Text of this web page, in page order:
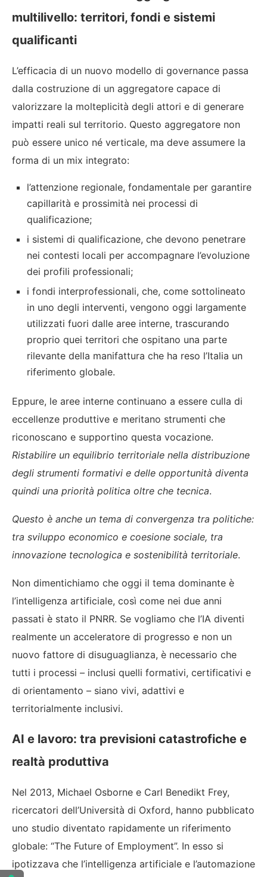
multilivello: territori, fondi e sistemi
qualificanti
L’efficacia di un nuovo modello di governance passa
dalla costruzione di un aggregatore capace di
valorizzare la molteplicità degli attori e di generare
impatti reali sul territorio. Questo aggregatore non
può essere unico né verticale, ma deve assumere la
forma di un mix integrato:
l’attenzione regionale, fondamentale per garantire
capillarità e prossimità nei processi di
qualificazione;
i sistemi di qualificazione, che devono penetrare
nei contesti locali per accompagnare l’evoluzione
dei profili professionali;
i fondi interprofessionali, che, come sottolineato
in uno degli interventi, vengono oggi largamente
utilizzati fuori dalle aree interne, trascurando
proprio quei territori che ospitano una parte
rilevante della manifattura che ha reso l’Italia un
riferimento globale.
Eppure, le aree interne continuano a essere culla di
eccellenze produttive e meritano strumenti che
riconoscano e supportino questa vocazione.
Ristabilire un equilibrio territoriale nella distribuzione
degli strumenti formativi e delle opportunità diventa
quindi una priorità politica oltre che tecnica.
Questo è anche un tema di convergenza tra politiche:
tra sviluppo economico e coesione sociale, tra
innovazione tecnologica e sostenibilità territoriale.
Non dimentichiamo che oggi il tema dominante è
l’intelligenza artificiale, così come nei due anni
passati è stato il PNRR. Se vogliamo che l’IA diventi
realmente un acceleratore di progresso e non un
nuovo fattore di disuguaglianza, è necessario che
tutti i processi – inclusi quelli formativi, certificativi e
di orientamento – siano vivi, adattivi e
territorialmente inclusivi.
AI e lavoro: tra previsioni catastrofiche e
realtà produttiva
Nel 2013, Michael Osborne e Carl Benedikt Frey,
ricercatori dell’Università di Oxford, hanno pubblicato
uno studio diventato rapidamente un riferimento
globale: “The Future of Employment”. In esso si
ipotizzava che l’intelligenza artificiale e l’automazione